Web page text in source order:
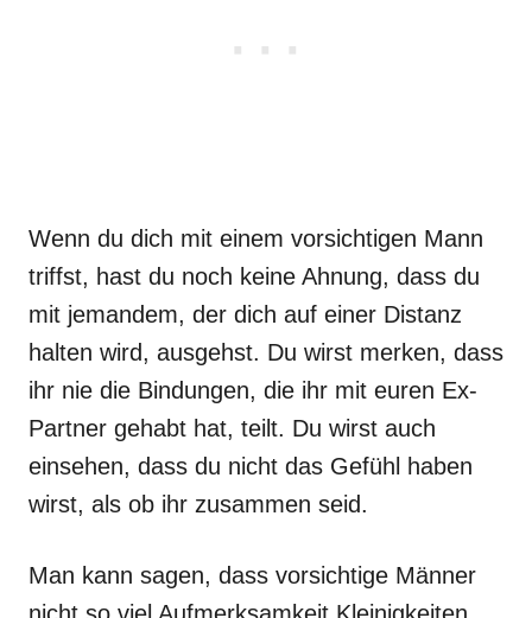
Wenn du dich mit einem vorsichtigen Mann
triffst, hast du noch keine Ahnung, dass du
mit jemandem, der dich auf einer Distanz
halten wird, ausgehst. Du wirst merken, dass
ihr nie die Bindungen, die ihr mit euren Ex-
Partner gehabt hat, teilt. Du wirst auch
einsehen, dass du nicht das Gefühl haben
wirst, als ob ihr zusammen seid.
Man kann sagen, dass vorsichtige Männer